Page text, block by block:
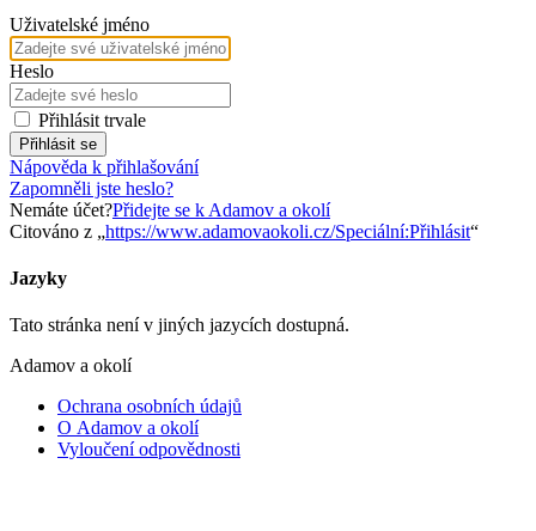
Uživatelské jméno
Heslo
Přihlásit trvale
Přihlásit se
Nápověda k přihlašování
Zapomněli jste heslo?
Nemáte účet?Přidejte se k Adamov a okolí
Citováno z „https://www.adamovaokoli.cz/Speciální:Přihlásit“
Jazyky
Tato stránka není v jiných jazycích dostupná.
Adamov a okolí
Ochrana osobních údajů
O Adamov a okolí
Vyloučení odpovědnosti